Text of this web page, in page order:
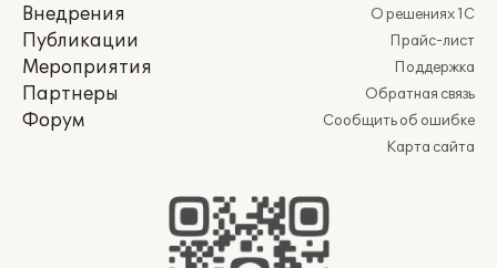
Внедрения
Публикации
Мероприятия
Партнеры
Форум
О решениях 1С
Прайс-лист
Поддержка
Обратная связь
Сообщить об ошибке
Карта сайта